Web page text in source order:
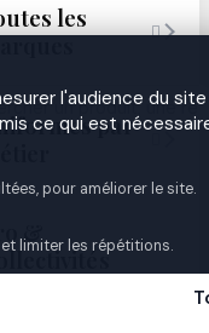
l'audience du
ce qui est
pour améliorer le site.
limiter les répétitions.
les

par
&